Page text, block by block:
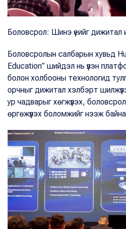
Боловсрол: Шинэ үеийг дижитал
Боловсролын салбарын хувьд
Education” шийдэл нь үүлэн
болон холбооны технологид
орчныг дижитал хэлбэрт
ур чадварыг хөгжүүлэх,
өргөжүүлэх боломжийг нээж